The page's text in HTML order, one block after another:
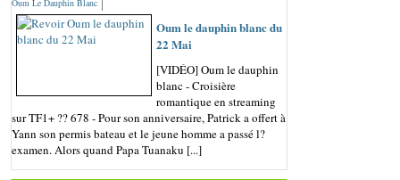
Oum Le Dauphin Blanc
Oum le dauphin blanc du
22 Mai
[VIDÉO] Oum le dauphin
blanc - Croisière
romantique en streaming
sur TF1+ ?? 678 - Pour son anniversaire, Patrick a offert à
Yann son permis bateau et le jeune homme a passé l?
examen. Alors quand Papa Tuanaku [...]